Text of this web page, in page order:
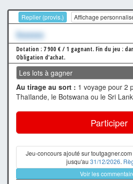
Replier (provis.) Affichage
Xxxxxxx
Dotation : 7 900 € / 1 gagnant. Fin du jeu :
Obligation d'achat.
Les lots à gagner
Au tirage au sort : 1 voyage pour 2
Thaïlande, le Botswana ou le Sri
Participer
Jeu-concours ajouté sur toutgagner.com
jusqu'au 31/12/2026.
Voir les